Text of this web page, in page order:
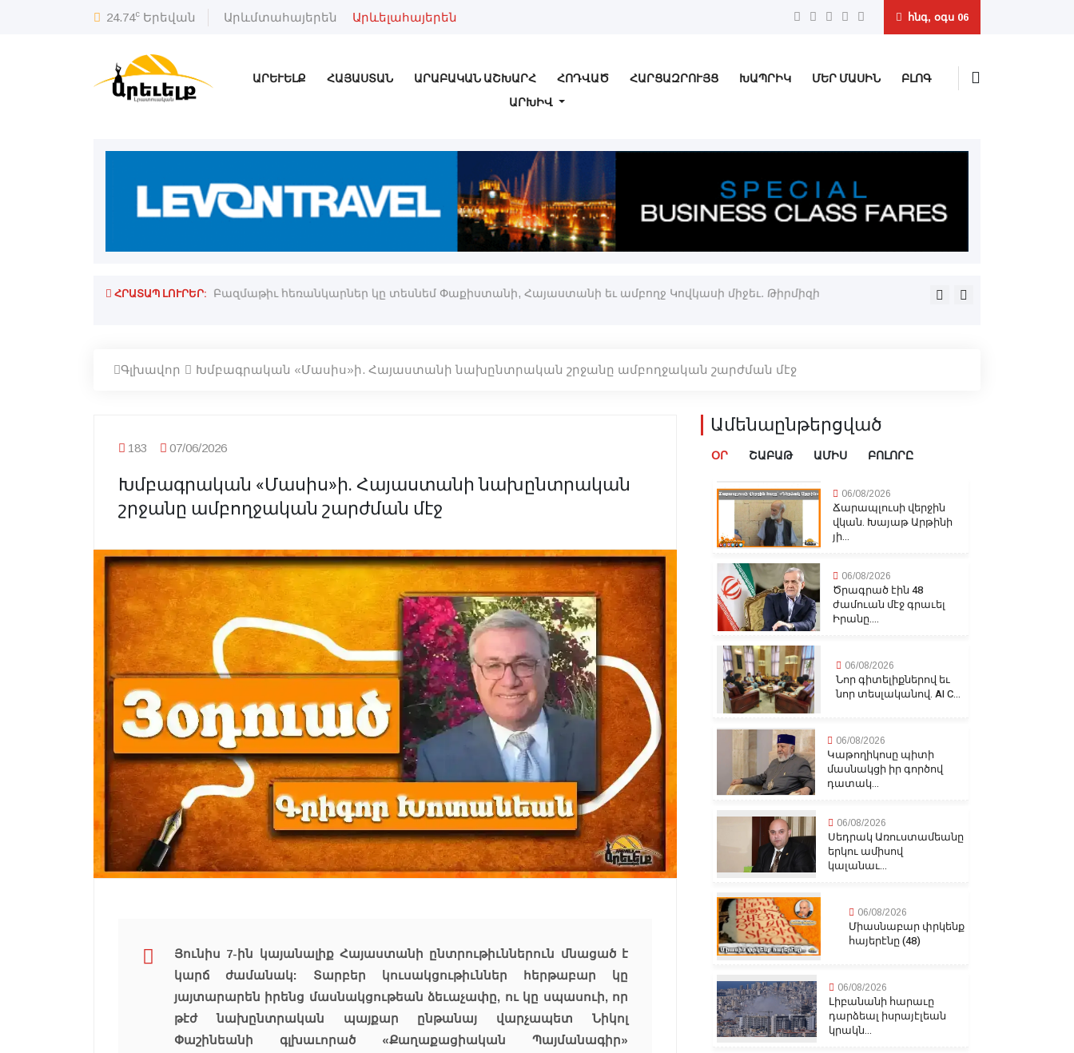
24.74c Երեվան Արևմտահայերեն Արևելահայերեն հնգ, օգս 06
ԱՐԵՒԵԼՔ ՀԱՅԱՍՏԱՆ ԱՐԱԲԱԿԱՆ ԱՇԽԱՐՀ ՀՈԴՎԱԾ ՀԱՐՑԱԶՐՈՒՅՑ ԽԱՊՐԻԿ ՄԵՐ ՄԱՍԻՆ
ԲԼՈԳ
ԱՐԽԻՎ
ՀՐԱՏԱՊ ԼՈՒՐԵՐ:
սահմանափակումներէն տուժած Բազմաթիւ հեռանկարներ կը տեսնեմ Փաքիստանի, Հայաստանի եւ ամբողջ Կովկասի միջեւ. Թիրմիզի Իրանն ու Օմանը
Գլխավոր Խմբագրական «Մասիս»ի. Հայաստանի նախընտրական շրջանը ամբողջական շարժման մէջ
183 07/06/2026
Խմբագրական «Մասիս»ի. Հայաստանի նախընտրական
շրջանը ամբողջական շարժման մէջ
Յունիս 7-ին կայանալիք Հայաստանի ընտրութիւններուն մնացած է
կարճ ժամանակ: Տարբեր կուսակցութիւններ հերթաբար կը
յայտարարեն իրենց մասնակցութեան ձեւաչափը, ու կը սպասուի, որ
թէժ նախընտրական պայքար ընթանայ վարչապետ Նիկոլ
Փաշինեանի գլխաւորած «Քաղաքացիական Պայմանագիր»
Ամենաընթերցված
ՕՐ ՇԱԲԱԹ ԱՄԻՍ ԲՈԼՈՐԸ
06/08/2026
Ճարապլուսի վերջին
վկան. Խայաթ Արթինի
յի...
06/08/2026
Ծրագրած էին 48
ժամուան մէջ գրաւել
Իրանը....
06/08/2026
Նոր գիտելիքներով եւ
նոր տեսլականով. AI C...
06/08/2026
Կաթողիկոսը պիտի
մասնակցի իր գործով
դատակ...
06/08/2026
Սեդրակ Առուստամեանը
երկու ամիսով
կալանաւ...
06/08/2026
Միասնաբար փրկենք
հայերէնը (48)
06/08/2026
Լիբանանի հարաւը
դարձեալ իսրայէլեան
կրակն...